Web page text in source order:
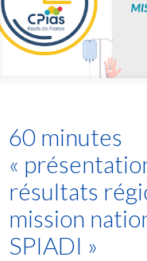
60 minutes
«
résultats
mission
SPIADI »